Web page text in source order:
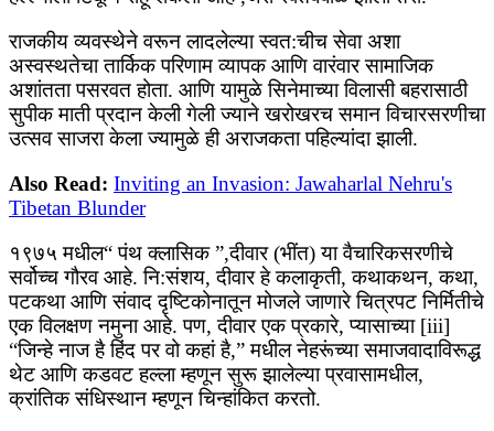
राजकीय व्यवस्थेने वरून लादलेल्या स्वत:चीच सेवा अशा
अस्वस्थतेचा तार्किक परिणाम व्यापक आणि वारंवार सामाजिक
अशांतता पसरवत होता. आणि यामुळे सिनेमाच्या विलासी बहरासाठी
सुपीक माती प्रदान केली गेली ज्याने खरोखरच समान विचारसरणीचा
उत्सव साजरा केला ज्यामुळे ही अराजकता पहिल्यांदा झाली.
Also Read: Inviting an Invasion: Jawaharlal Nehru's
Tibetan Blunder
१९७५ मधील“ पंथ क्लासिक ”,दीवार (भींत) या वैचारिकसरणीचे
सर्वोच्च गौरव आहे. नि:संशय, दीवार हे कलाकृती, कथाकथन, कथा,
पटकथा आणि संवाद दृष्टिकोनातून मोजले जाणारे चित्रपट निर्मितीचे
एक विलक्षण नमुना आहे. पण, दीवार एक प्रकारे, प्यासाच्या [iii]
“जिन्हे नाज है हिंद पर वो कहां है,” मधील नेहरूंच्या समाजवादाविरूद्ध
थेट आणि कडवट हल्ला म्हणून सुरू झालेल्या प्रवासामधील,
क्रांतिक संधिस्थान म्हणून चिन्हांकित करतो.